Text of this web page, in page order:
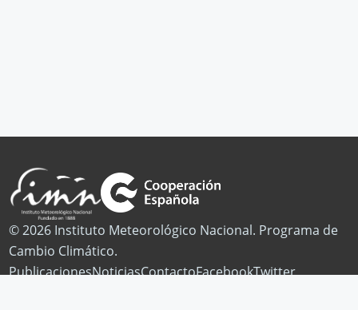
© 2026 Instituto Meteorológico Nacional. Programa de
Cambio Climático.
PublicacionesNoticiasContactoFacebookTwitter